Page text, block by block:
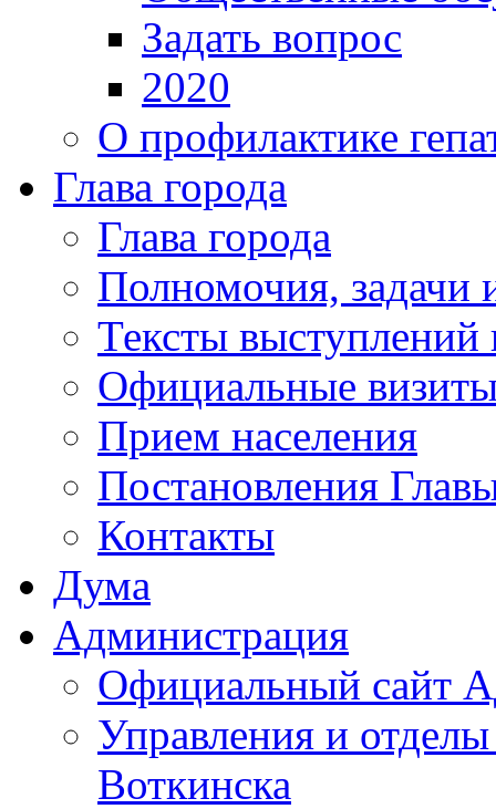
Задать вопрос
2020
О профилактике
Глава города
Глава города
Полномочия, задачи
Тексты выступлений
Официальные
Прием населения
Постановления
Контакты
Дума
Администрация
Официальный сайт
Управления и
Воткинска